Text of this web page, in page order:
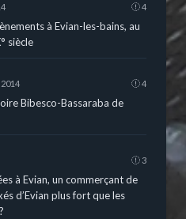
4
à Evian-les-bains, au
siècle
4
Bibesco-Bassaraba de
3
à Evian, un commerçant de
d’Evian plus fort que les